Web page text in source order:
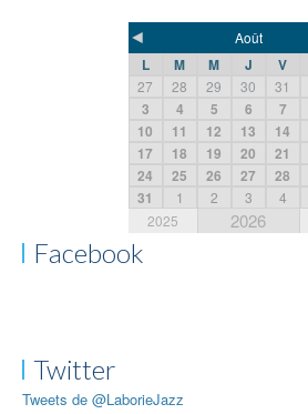
◄ Août
L M M J V
27 28 29 30 31
3
4 5 6 7
10
11 12 13 14
17
18 19 20 21
24
25 26 27 28
31
1 2 3 4
2025
2026
Facebook
Twitter
Tweets de @LaborieJazz